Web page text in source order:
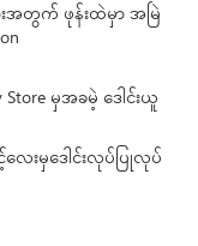
အတွက် ဖုန်းထဲမှာ အမြဲ
Store မှအခမဲ့ ဒေါင်းယူ
လေးမှဒေါင်းလုပ်ပြုလုပ်